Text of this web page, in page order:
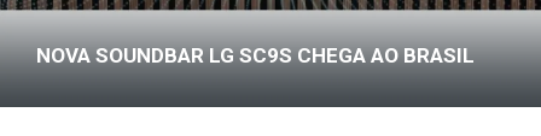
NOVA SOUNDBAR LG SC9S CHEGA AO BRASIL